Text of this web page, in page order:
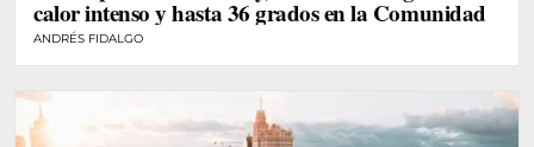
calor intenso y hasta 36 grados en la Comunidad
ANDRÉS FIDALGO